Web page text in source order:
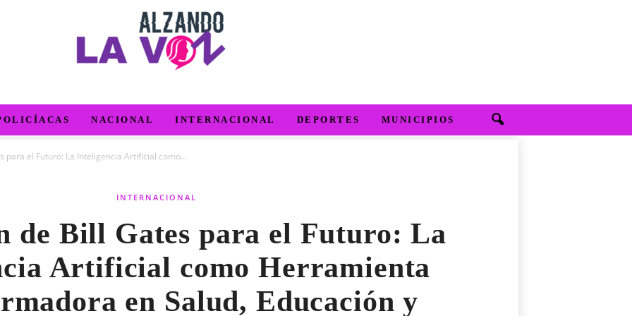
NACIONAL INTERNACIONAL DEPORTES MUNICIPIOS
para el Futuro: La Inteligencia Artificial como...
INTERNACIONAL
de Bill Gates para el Futuro: La
Artificial como Herramienta
en Salud, Educación y